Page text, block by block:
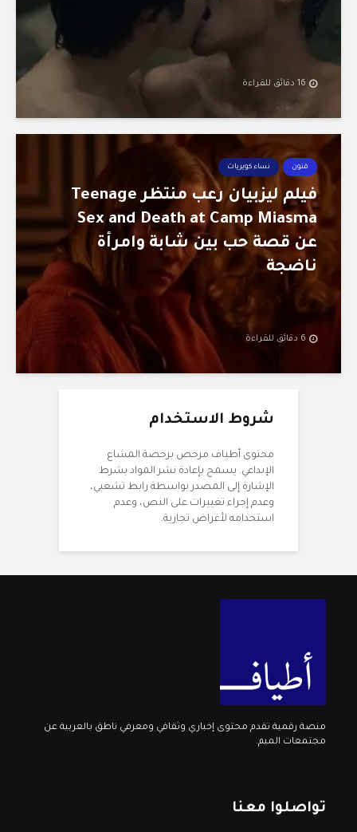
16 دقائق للقراءة
فنون نساء كويريات
فيلم ليزبيان رعب منتظر Teenage
Sex and Death at Camp Miasma
عن قصة حب بين شابة وامرأة
ناضجة
6 دقائق للقراءة
شروط الاستخدام
محتوى أطياف مرخص برخصة المشاع
الإبداعي. يسمح بإعادة نشر المواد بشرط
الإشارة إلى المصدر بواسطة رابط تشعبي،
وعدم إجراء تغييرات على النص، وعدم
استخدامه لأغراض تجارية.
منصة رقمية تقدم محتوى إخباري وثقافي ومعرفي ناطق بالعربية عن
مجتمعات الميم.
تواصلوا معنا